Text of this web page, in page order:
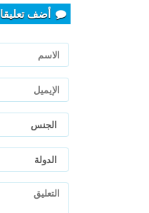
أضف تعليقا